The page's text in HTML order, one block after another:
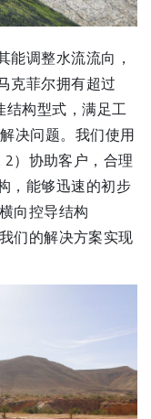
能调整水流流向，
克菲尔拥有超过
结构型式，满足工
决问题。我们使用
2）协助客户，合理
，能够迅速的初步
向控导结构
们的解决方案实现